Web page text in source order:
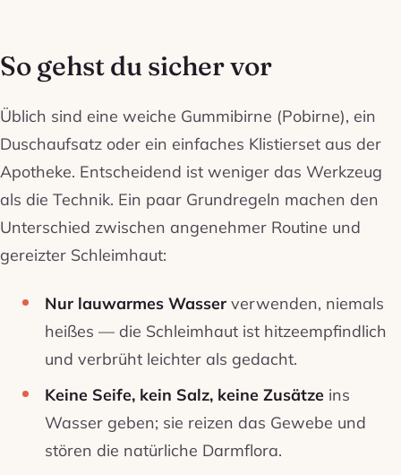
So gehst du sicher vor
Üblich sind eine weiche Gummibirne (Pobirne), ein
Duschaufsatz oder ein einfaches Klistierset aus der
Apotheke. Entscheidend ist weniger das Werkzeug
als die Technik. Ein paar Grundregeln machen den
Unterschied zwischen angenehmer Routine und
gereizter Schleimhaut:
Nur lauwarmes Wasser verwenden, niemals
heißes — die Schleimhaut ist hitzeempfindlich
und verbrüht leichter als gedacht.
Keine Seife, kein Salz, keine Zusätze ins
Wasser geben; sie reizen das Gewebe und
stören die natürliche Darmflora.